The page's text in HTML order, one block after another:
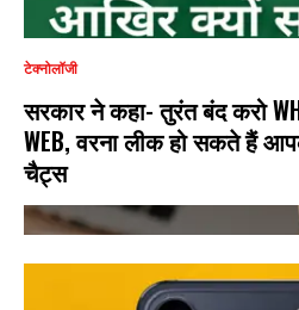
टेक्नोलॉजी
सरकार ने कहा- तुरंत बंद करो
WEB, वरना लीक हो सकते हैं
चैट्स